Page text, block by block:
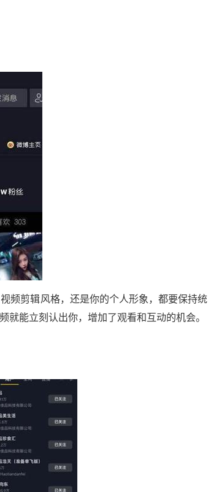
频剪辑风格，还是你的个人形象，都要保持统
能立刻认出你，增加了观看和互动的机会。